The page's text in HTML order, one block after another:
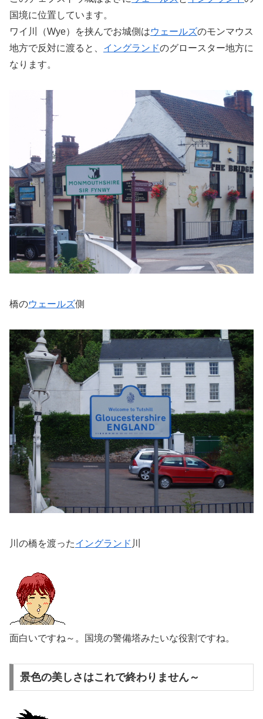
国境に位置しています。
ワイ川（Wye）を挟んでお城側はウェールズのモンマウス
地方で反対に渡ると、 イングランドのグロースター地方に
なります。
橋のウェールズ側
川の橋を渡ったイングランド 川
面白いですね～。国境の警備塔みたいな役割ですね。
景色の美しさはこれで終わりません～